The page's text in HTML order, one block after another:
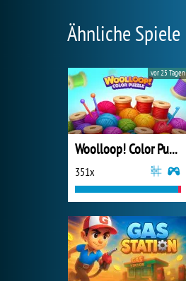
Ähnliche Spiele
Woolloop! Color Puzzle
351x
vor 25 Tagen